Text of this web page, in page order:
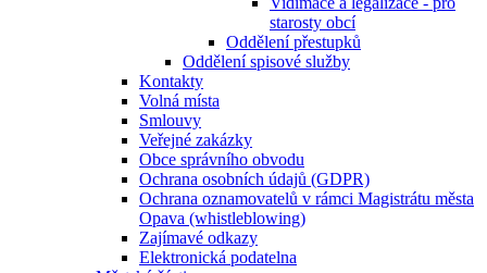
starosty obcí
Oddělení přestupků
Oddělení spisové služby
Kontakty
Volná místa
Smlouvy
Veřejné zakázky
Obce správního obvodu
Ochrana osobních údajů (GDPR)
Ochrana oznamovatelů v rámci Magistrátu města
Opava (whistleblowing)
Zajímavé odkazy
Elektronická podatelna